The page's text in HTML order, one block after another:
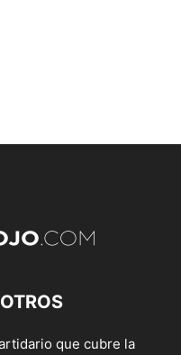
que cubre la